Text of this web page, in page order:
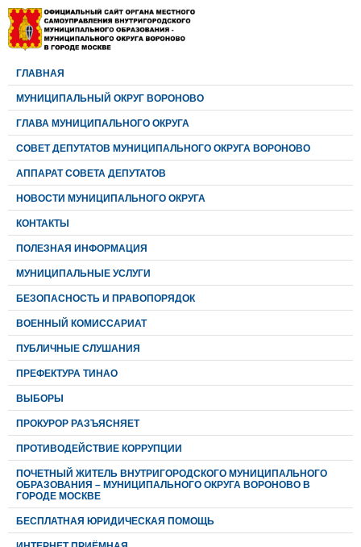
ГЛАВНАЯ
МУНИЦИПАЛЬНЫЙ ОКРУГ ВОРОНОВО
ГЛАВА МУНИЦИПАЛЬНОГО ОКРУГА
CОВЕТ ДЕПУТАТОВ МУНИЦИПАЛЬНОГО ОКРУГА ВОРОНОВО
АППАРАТ СОВЕТА ДЕПУТАТОВ
НОВОСТИ МУНИЦИПАЛЬНОГО ОКРУГА
КОНТАКТЫ
ПОЛЕЗНАЯ ИНФОРМАЦИЯ
МУНИЦИПАЛЬНЫЕ УСЛУГИ
БЕЗОПАСНОСТЬ И ПРАВОПОРЯДОК
ВОЕННЫЙ КОМИССАРИАТ
ПУБЛИЧНЫЕ СЛУШАНИЯ
ПРЕФЕКТУРА ТИНАО
ВЫБОРЫ
ПРОКУРОР РАЗЪЯСНЯЕТ
ПРОТИВОДЕЙСТВИЕ КОРРУПЦИИ
ПОЧЕТНЫЙ ЖИТЕЛЬ ВНУТРИГОРОДСКОГО МУНИЦИПАЛЬНОГО
ОБРАЗОВАНИЯ – МУНИЦИПАЛЬНОГО ОКРУГА ВОРОНОВО В
ГОРОДЕ МОСКВЕ
БЕСПЛАТНАЯ ЮРИДИЧЕСКАЯ ПОМОЩЬ